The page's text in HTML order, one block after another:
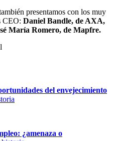
presentamos con los muy
CEO: Daniel Bandle, de AXA,
María Romero, de Mapfre.
del envejecimiento
¿amenaza o